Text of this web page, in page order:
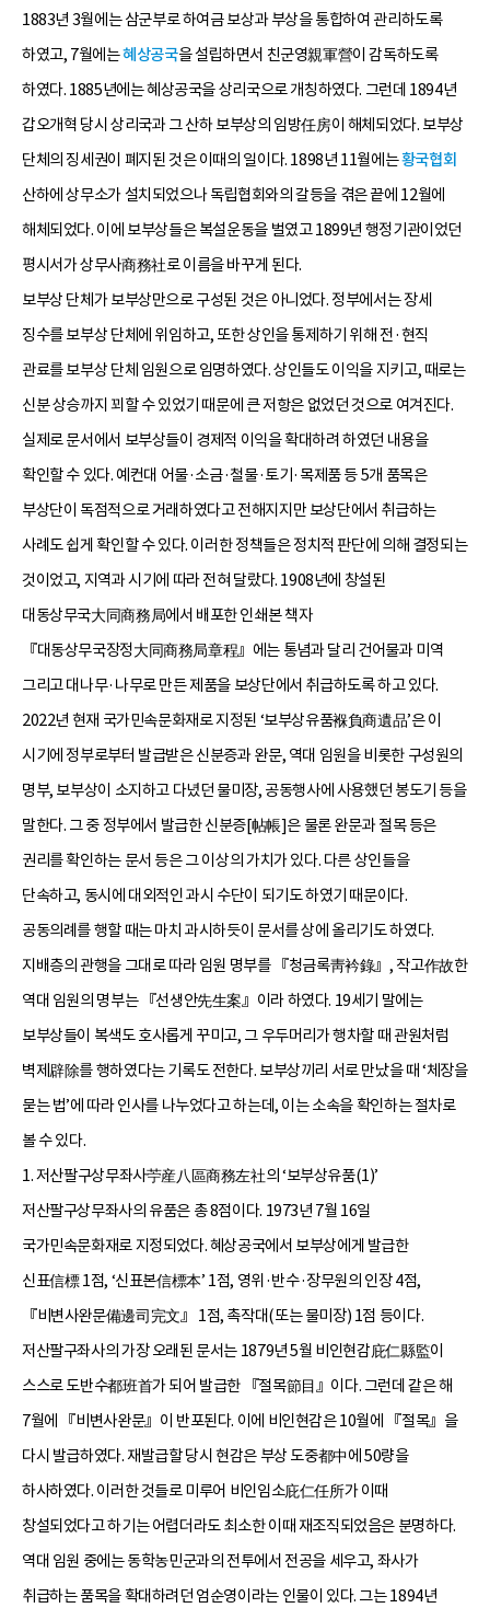
1883년 3월에는 삼군부로 하여금 보상과 부상을 통합하여 관리하도록
하였고, 7월에는혜상공국을 설립하면서 친군영親軍營이 감독하도록
하였다. 1885년에는 혜상공국을 상리국으로 개칭하였다. 그런데 1894년
갑오개혁 당시 상리국과 그 산하 보부상의 임방任房이 해체되었다. 보부상
단체의 징세권이 폐지된 것은 이때의 일이다. 1898년 11월에는황국협회
산하에 상무소가 설치되었으나 독립협회와의 갈등을 겪은 끝에 12월에
해체되었다. 이에 보부상들은 복설운동을 벌였고 1899년 행정기관이었던
평시서가 상무사商務社로 이름을 바꾸게 된다.
보부상 단체가 보부상만으로 구성된 것은 아니었다. 정부에서는 장세
징수를 보부상 단체에 위임하고, 또한 상인을 통제하기 위해 전·현직
관료를 보부상 단체 임원으로 임명하였다. 상인들도 이익을 지키고, 때로는
신분 상승까지 꾀할 수 있었기 때문에 큰 저항은 없었던 것으로 여겨진다.
실제로 문서에서 보부상들이 경제적 이익을 확대하려 하였던 내용을
확인할 수 있다. 예컨대 어물·소금·철물·토기·목제품 등 5개 품목은
부상단이 독점적으로 거래하였다고 전해지지만 보상단에서 취급하는
사례도 쉽게 확인할 수 있다. 이러한 정책들은 정치적 판단에 의해 결정되는
것이었고, 지역과 시기에 따라 전혀 달랐다. 1908년에 창설된
대동상무국大同商務局에서 배포한 인쇄본 책자
『대동상무국장정大同商務局章程』에는 통념과 달리 건어물과 미역
그리고 대나무·나무로 만든 제품을 보상단에서 취급하도록 하고 있다.
2022년 현재 국가민속문화재로 지정된 ‘보부상유품褓負商遺品’은 이
시기에 정부로부터 발급받은 신분증과 완문, 역대 임원을 비롯한 구성원의
명부, 보부상이 소지하고 다녔던 물미장, 공동행사에 사용했던 봉도기 등을
말한다. 그 중 정부에서 발급한 신분증[帖帳]은 물론 완문과 절목 등은
권리를 확인하는 문서 등은 그 이상의 가치가 있다. 다른 상인들을
단속하고, 동시에 대외적인 과시 수단이 되기도 하였기 때문이다.
공동의례를 행할 때는 마치 과시하듯이 문서를 상에 올리기도 하였다.
지배층의 관행을 그대로 따라 임원 명부를 『청금록靑衿錄』, 작고作故한
역대 임원의 명부는 『선생안先生案』이라 하였다. 19세기 말에는
보부상들이 복색도 호사롭게 꾸미고, 그 우두머리가 행차할 때 관원처럼
벽제辟除를 행하였다는 기록도 전한다. 보부상끼리 서로 만났을 때 ‘체장을
묻는 법’에 따라 인사를 나누었다고 하는데, 이는 소속을 확인하는 절차로
볼 수 있다.
1. 저산팔구상무좌사苧産八區商務左社의 ‘보부상유품(1)’
저산팔구상무좌사의 유품은 총 8점이다. 1973년 7월 16일
국가민속문화재로 지정되었다. 혜상공국에서 보부상에게 발급한
신표信標 1점, ‘신표본信標本’ 1점, 영위·반수·장무원의 인장 4점,
『비변사완문備邊司完文』 1점, 촉작대(또는 물미장) 1점 등이다.
저산팔구좌사의 가장 오래된 문서는 1879년 5월 비인현감庇仁縣監이
스스로 도반수都班首가 되어 발급한 『절목節目』이다. 그런데 같은 해
7월에 『비변사완문』이 반포된다. 이에 비인현감은 10월에 『절목』을
다시 발급하였다. 재발급할 당시 현감은 부상 도중都中에 50량을
하사하였다. 이러한 것들로 미루어 비인임소庇仁任所가 이때
창설되었다고 하기는 어렵더라도 최소한 이때 재조직되었음은 분명하다.
역대 임원 중에는 동학농민군과의 전투에서 전공을 세우고, 좌사가
취급하는 품목을 확대하려던 엄순영이라는 인물이 있다. 그는 1894년